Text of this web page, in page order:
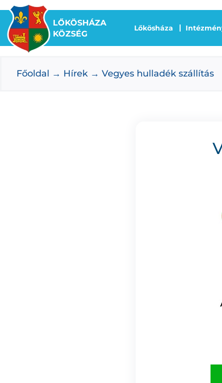
Kihagyás
LŐKÖSHÁZA
KÖZSÉG
Lőkösháza
Főoldal Hírek Vegyes hulladék szállítás